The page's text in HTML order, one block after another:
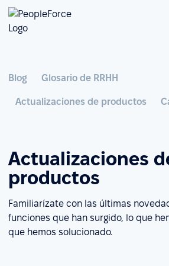
Blog Glosario de RRHH
Actualizaciones de productos
Actualizaciones
productos
Familiarízate con las últimas
funciones que han surgido, lo que
que hemos solucionado.